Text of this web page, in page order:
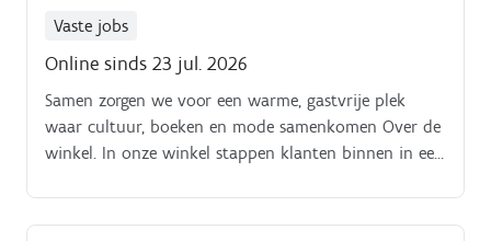
Vaste jobs
Online sinds 23 jul. 2026
Samen zorgen we voor een warme, gastvrije plek
waar cultuur, boeken en mode samenkomen Over de
winkel. In onze winkel stappen klanten binnen in een
stijlvolle kleding en unieke accessoires.